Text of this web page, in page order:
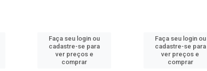
Faça seu login ou
cadastre-se para
ver preços e
comprar
Faça seu login ou
cadastre-se para
ver preços e
comprar